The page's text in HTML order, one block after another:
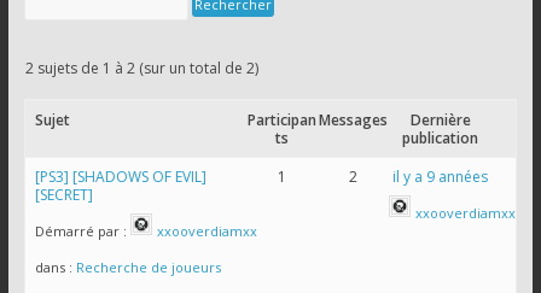
zombie
de
of
Duty
2 sujets de 1 à 2 (sur un total de 2)
Sujet
Participan
ts
Messages
Dernière
publication
[PS3] [SHADOWS OF EVIL]
[SECRET]
Démarré par :
xxooverdiamxx
dans : Recherche de joueurs
1 2 il y a 9 années
xxooverdiamxx